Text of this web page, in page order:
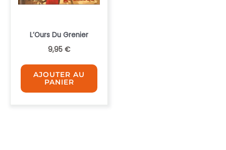
L’Ours Du Grenier
9,95 €
AJOUTER AU
PANIER